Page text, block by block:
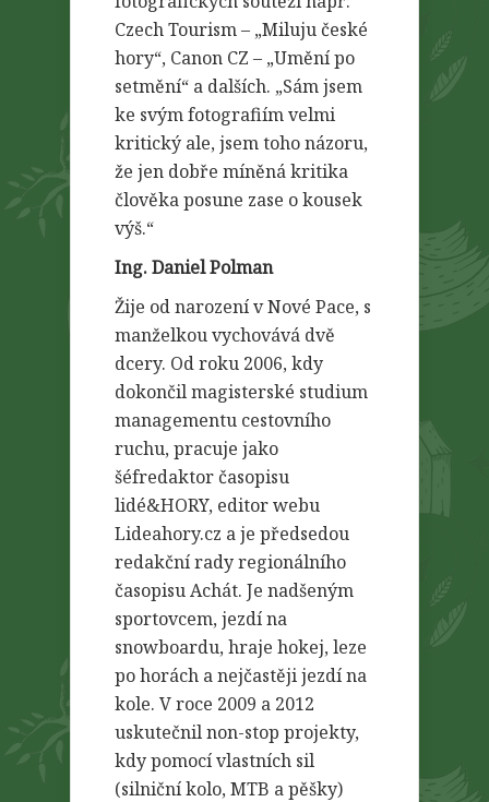
Czech Tourism – „Miluju české
hory“, Canon CZ – „Umění po
setmění“ a dalších. „Sám jsem
ke svým fotografiím velmi
kritický ale, jsem toho názoru,
že jen dobře míněná kritika
člověka posune zase o kousek
výš.“
Ing. Daniel Polman
Žije od narození v Nové Pace, s
manželkou vychovává dvě
dcery. Od roku 2006, kdy
dokončil magisterské studium
managementu cestovního
ruchu, pracuje jako
šéfredaktor časopisu
lidé&HORY, editor webu
Lideahory.cz a je předsedou
redakční rady regionálního
časopisu Achát. Je nadšeným
sportovcem, jezdí na
snowboardu, hraje hokej, leze
po horách a nejčastěji jezdí na
kole. V roce 2009 a 2012
uskutečnil non-stop projekty,
kdy pomocí vlastních sil
(silniční kolo, MTB a pěšky)